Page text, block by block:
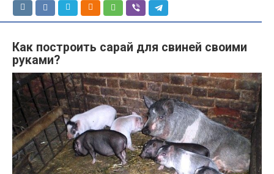
Как построить сарай для свиней своими
руками?